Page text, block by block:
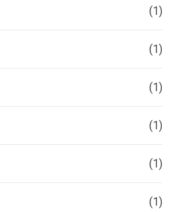
(1)
(1)
(1)
(1)
(1)
(1)